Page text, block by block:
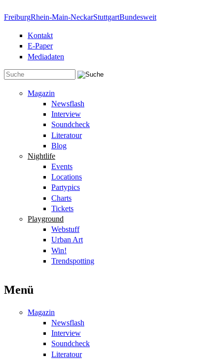
FreiburgRhein-Main-NeckarStuttgartBundesweit
Kontakt
E-Paper
Mediadaten
Magazin
Newsflash
Interview
Soundcheck
Literatour
Blog
Nightlife
Events
Locations
Partypics
Charts
Tickets
Playground
Webstuff
Urban Art
Win!
Trendspotting
Menü
Magazin
Newsflash
Interview
Soundcheck
Literatour